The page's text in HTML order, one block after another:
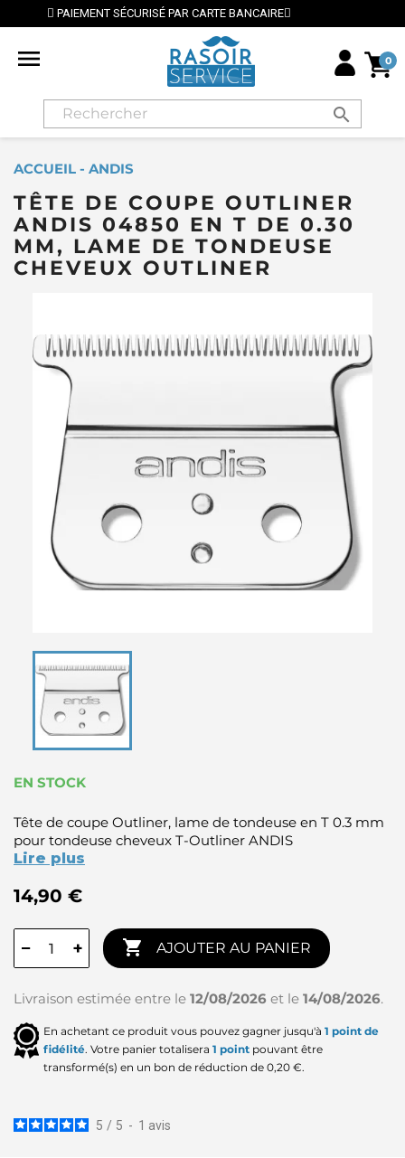
BANCAIRE ⭐ LIVRAISON GRATUITE EN FRANCE
 0
search
ACCUEIL - ANDIS
TÊTE DE COUPE OUTLINER
ANDIS 04850 EN T DE 0.30
MM, LAME DE TONDEUSE
CHEVEUX OUTLINER
EN STOCK
Tête de coupe Outliner, lame de tondeuse en T 0.3 mm
pour tondeuse cheveux T-Outliner ANDIS
Lire plus
14,90 €
− +  AJOUTER AU PANIER
Livraison estimée entre le 12/08/2026 et le 14/08/2026.
En achetant ce produit vous pouvez gagner jusqu'à 1 point de
fidélité. Votre panier totalisera 1 point pouvant être
transformé(s) en un bon de réduction de 0,20 €.
5 / 5 - 1 avis